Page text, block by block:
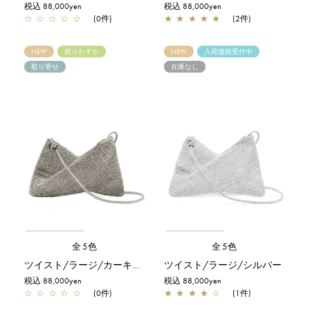
税込 88,000yen
☆ ☆ ☆ ☆ ☆ (0件)
税込 88,000yen
★ ★ ★ ★ ★ (2件)
NEW
残りわずか
取り寄せ
全5色
ツイスト/ラージ/カーキシルバー
税込 88,000yen
☆ ☆ ☆ ☆ ☆ (0件)
NEW
入荷連絡受付中
在庫なし
全5色
ツイスト/ラージ/シルバー
税込 88,000yen
★ ★ ★ ★ ☆ (1件)